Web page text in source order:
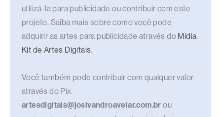
utilizá-la para publicidade ou contribuir com este
projeto. Saiba mais sobre como você pode
adquirir as artes para publicidade através do Mídia
Kit de Artes Digitais.
Você também pode contribuir com qualquer valor
através do Pix
artesdigitais@josivandroavelar.com.br ou